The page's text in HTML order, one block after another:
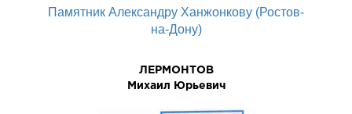
Памятник Александру Ханжонкову (Ростов-
на-Дону)
ЛЕРМОHТОВ
Михаил Юpьевич